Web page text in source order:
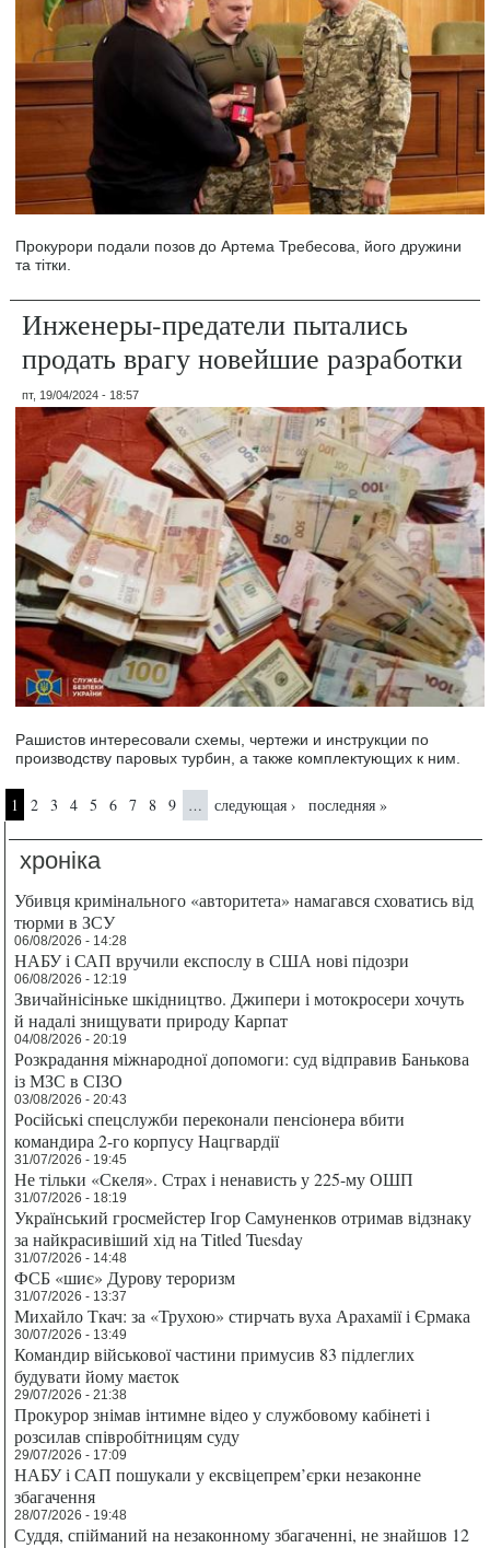
Прокурори подали позов до Артема Требесова, його дружини
та тітки.
Инженеры-предатели пытались
продать врагу новейшие разработки
пт, 19/04/2024 - 18:57
Рашистов интересовали схемы, чертежи и инструкции по
производству паровых турбин, а также комплектующих к ним.
Страницы
1 2 3 4 5 6 7 8 9 … следующая › последняя »
хроніка
Убивця кримінального «авторитета» намагався сховатись від
тюрми в ЗСУ
06/08/2026 - 14:28
НАБУ і САП вручили експослу в США нові підозри
06/08/2026 - 12:19
Звичайнісіньке шкідництво. Джипери і мотокросери хочуть
й надалі знищувати природу Карпат
04/08/2026 - 20:19
Розкрадання міжнародної допомоги: суд відправив Банькова
із МЗС в СІЗО
03/08/2026 - 20:43
Російські спецслужби переконали пенсіонера вбити
командира 2-го корпусу Нацгвардії
31/07/2026 - 19:45
Не тільки «Скеля». Страх і ненависть у 225-му ОШП
31/07/2026 - 18:19
Український гросмейстер Ігор Самуненков отримав відзнаку
за найкрасивіший хід на Titled Tuesday
31/07/2026 - 14:48
ФСБ «шиє» Дурову тероризм
31/07/2026 - 13:37
Михайло Ткач: за «Трухою» стирчать вуха Арахамії і Єрмака
30/07/2026 - 13:49
Командир військової частини примусив 83 підлеглих
будувати йому маєток
29/07/2026 - 21:38
Прокурор знімав інтимне відео у службовому кабінеті і
розсилав співробітницям суду
29/07/2026 - 17:09
НАБУ і САП пошукали у ексвіцепрем’єрки незаконне
збагачення
28/07/2026 - 19:48
Суддя, спійманий на незаконному збагаченні, не знайшов 12